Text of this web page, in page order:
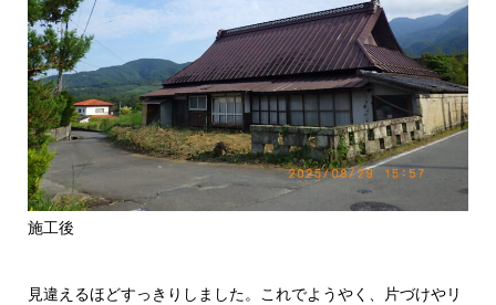
施工後
見違えるほどすっきりしました。これでようやく、片づけやリ